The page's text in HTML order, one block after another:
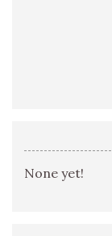
None yet!